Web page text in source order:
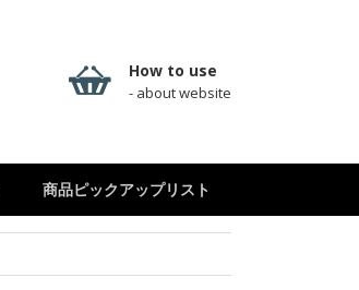
How to use
- about website
商品ピックアップリスト